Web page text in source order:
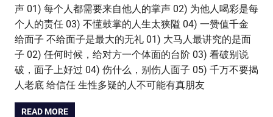
声 01) 每个人都需要来自他人的掌声 02) 为他人喝彩是每
个人的责任 03) 不懂鼓掌的人生太狭隘 04) 一赞值千金
给面子 不给面子是最大的无礼 01) 大马人最讲究的是面
子 02) 任何时候，给对方一个体面的台阶 03) 看破别说
破，面子上好过 04) 伤什么，别伤人面子 05) 千万不要揭
人老底 给信任 生性多疑的人不可能有真朋友
READ MORE